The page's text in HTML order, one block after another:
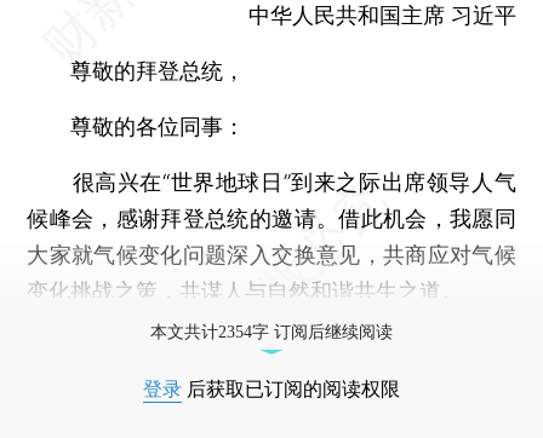
中华人民共和国主席 习近平
尊敬的拜登总统，
尊敬的各位同事：
很高兴在“世界地球日”到来之际出席领导人气
候峰会，感谢拜登总统的邀请。借此机会，我愿同
大家就气候变化问题深入交换意见，共商应对气候
变化挑战之策，共谋人与自然和谐共生之道。
本文共计2354字 订阅后继续阅读
登录 后获取已订阅的阅读权限